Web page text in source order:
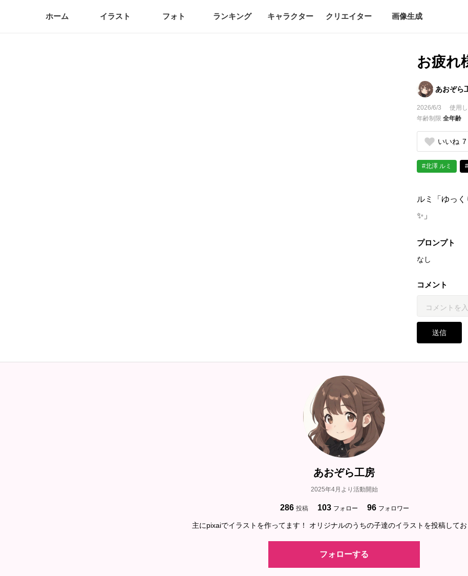
ホーム イラスト フォト ランキング キャラクター クリエイター 画像生成
お疲れ
あおぞら
2026/6/3 使用
年齢制限 全年齢
いいね 7
#北澤 ルミ
ルミ「ゆっ
✨」
プロンプト
なし
コメント
送信
あおぞら工房
2025年4月より活動開始
286 投稿 103 フォロー 96 フォロワー
主にpixaiでイラストを作ってます！ オリジナルのうちの子達のイラストを投稿して
フォローする